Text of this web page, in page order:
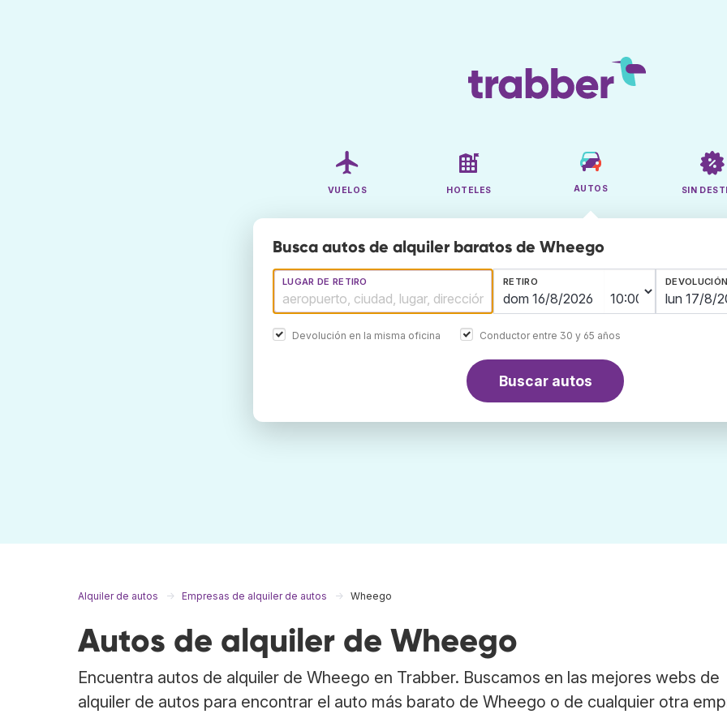
VUELOS HOTELES AUTOS SIN
Busca autos de alquiler baratos de Wheego
LUGAR DE RETIRO RETIRO DEVOLUCIÓN
Devolución en la misma oficina Conductor entre 30 y 65 años
Buscar autos
Alquiler de autos Empresas de alquiler de autos Wheego
Autos de alquiler de Wheego
Encuentra autos de alquiler de Wheego en Trabber. Buscamos en las mejores webs de
alquiler de autos para encontrar el auto más barato de Wheego o de cualquier otra